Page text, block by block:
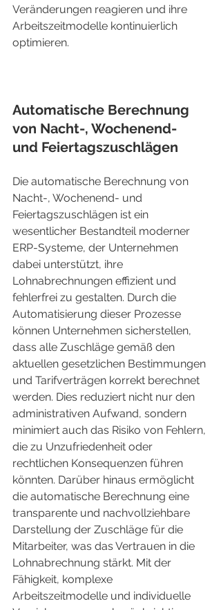
Veränderungen reagieren und ihre
Arbeitszeitmodelle kontinuierlich
optimieren.
Automatische Berechnung
von Nacht-, Wochenend-
und Feiertagszuschlägen
Die automatische Berechnung von
Nacht-, Wochenend- und
Feiertagszuschlägen ist ein
wesentlicher Bestandteil moderner
ERP-Systeme, der Unternehmen
dabei unterstützt, ihre
Lohnabrechnungen effizient und
fehlerfrei zu gestalten. Durch die
Automatisierung dieser Prozesse
können Unternehmen sicherstellen,
dass alle Zuschläge gemäß den
aktuellen gesetzlichen Bestimmungen
und Tarifverträgen korrekt berechnet
werden. Dies reduziert nicht nur den
administrativen Aufwand, sondern
minimiert auch das Risiko von Fehlern,
die zu Unzufriedenheit oder
rechtlichen Konsequenzen führen
könnten. Darüber hinaus ermöglicht
die automatische Berechnung eine
transparente und nachvollziehbare
Darstellung der Zuschläge für die
Mitarbeiter, was das Vertrauen in die
Lohnabrechnung stärkt. Mit der
Fähigkeit, komplexe
Arbeitszeitmodelle und individuelle